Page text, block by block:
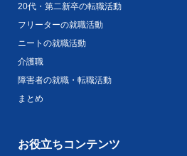
20代・第二新卒の転職活動
フリーターの就職活動
ニートの就職活動
介護職
障害者の就職・転職活動
まとめ
お役立ちコンテンツ